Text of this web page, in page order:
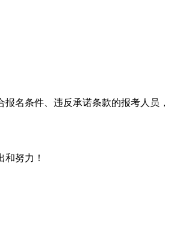
名条件、违反承诺条款的报考人员，
努力！